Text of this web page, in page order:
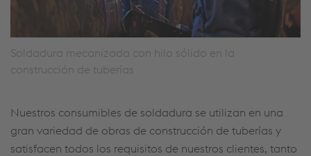
Soldadura mecanizada con hilo sólido en la
construcción de tuberías
Nuestros consumibles de soldadura se utilizan en una
gran variedad de obras de construcción de tuberías y
satisfacen todos los requisitos de nuestros clientes, tanto